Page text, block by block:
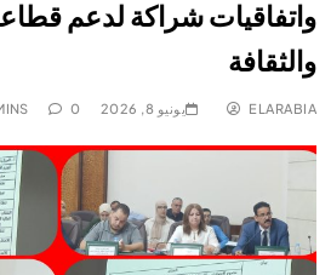
واتفاقيات شراكة لدعم
والثقافة
ELARABIA يونيو 8, 2026 0